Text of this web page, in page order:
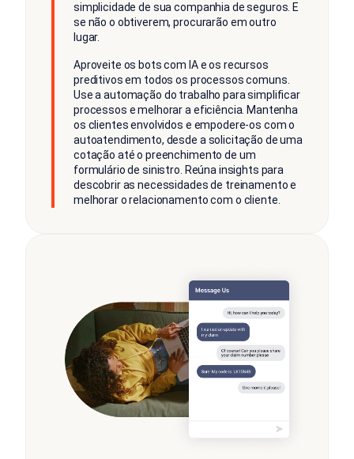
simplicidade de sua companhia de seguros. E
se não o obtiverem, procurarão em outro
lugar.
Aproveite os bots com IA e os recursos
preditivos em todos os processos comuns.
Use a automação do trabalho para simplificar
processos e melhorar a eficiência. Mantenha
os clientes envolvidos e empodere-os com o
autoatendimento, desde a solicitação de uma
cotação até o preenchimento de um
formulário de sinistro. Reúna insights para
descobrir as necessidades de treinamento e
melhorar o relacionamento com o cliente.